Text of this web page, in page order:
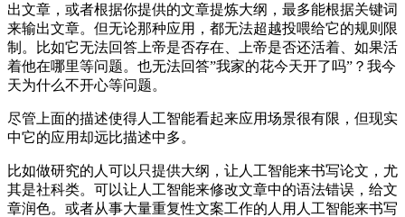
出文章，或者根据你提供的文章提炼大纲，最多能根据关键词
来输出文章。但无论那种应用，都无法超越投喂给它的规则限
制。比如它无法回答上帝是否存在、上帝是否还活着、如果活
着他在哪里等问题。也无法回答”我家的花今天开了吗”？我今
天为什么不开心等问题。
尽管上面的描述使得人工智能看起来应用场景很有限，但现实
中它的应用却远比描述中多。
比如做研究的人可以只提供大纲，让人工智能来书写论文，尤
其是社科类。可以让人工智能来修改文章中的语法错误，给文
章润色。或者从事大量重复性文案工作的人用人工智能来书写